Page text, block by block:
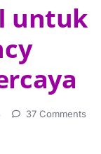
untuk
37 Comments